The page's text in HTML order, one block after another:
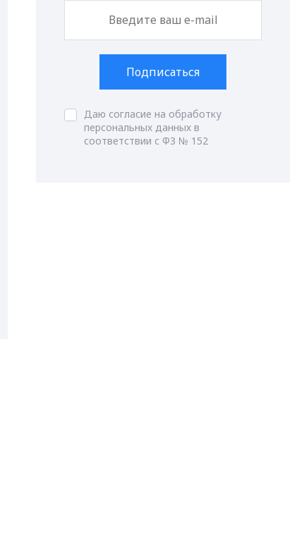
Подписаться
Даю согласие на обработку
персональных данных в
соответствии с ФЗ № 152